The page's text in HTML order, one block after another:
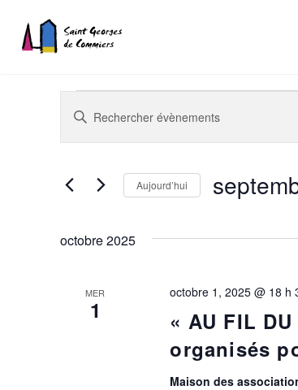
Recherche
et
navigation
vues
Saisir
Rechercher
Évènements
mot-
Aujourd’hui
octobre 2025
MER
1
« AU FIL
organisés
octobre 1, 2025 @ 18 h
Maison des